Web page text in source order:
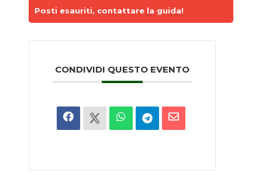
Posti esauriti, contattare la guida!
CONDIVIDI QUESTO EVENTO